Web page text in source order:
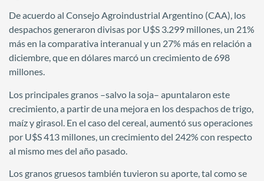
De acuerdo al Consejo Agroindustrial Argentino (CAA), los
despachos generaron divisas por U$S 3.299 millones, un 21%
más en la comparativa interanual y un 27% más en relación a
diciembre, que en dólares marcó un crecimiento de 698
millones.
Los principales granos –salvo la soja– apuntalaron este
crecimiento, a partir de una mejora en los despachos de trigo,
maíz y girasol. En el caso del cereal, aumentó sus operaciones
por U$S 413 millones, un crecimiento del 242% con respecto
al mismo mes del año pasado.
Los granos gruesos también tuvieron su aporte, tal como se